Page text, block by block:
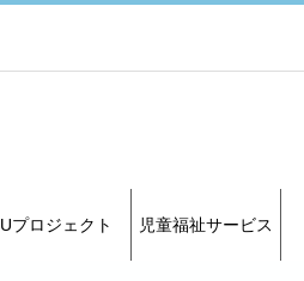
Uプロジェクト 児童福祉サービス